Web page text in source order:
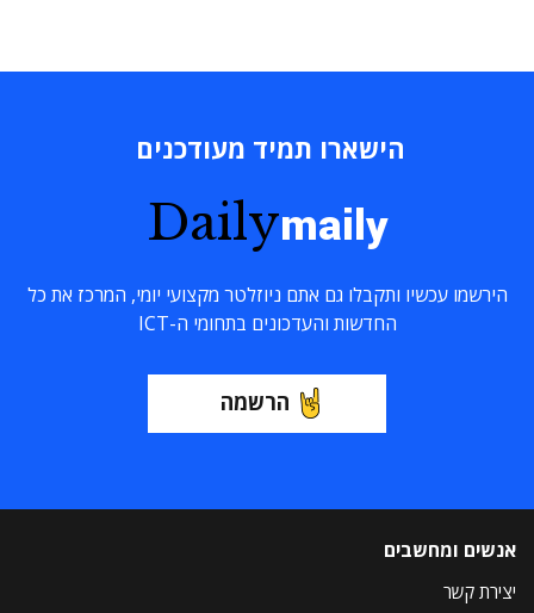
הישארו תמיד מעודכנים
Dailymaily
הירשמו עכשיו ותקבלו גם אתם ניוזלטר מקצועי יומי, המרכז את כל
החדשות והעדכונים בתחומי ה-ICT
הרשמה
אנשים ומחשבים
יצירת קשר